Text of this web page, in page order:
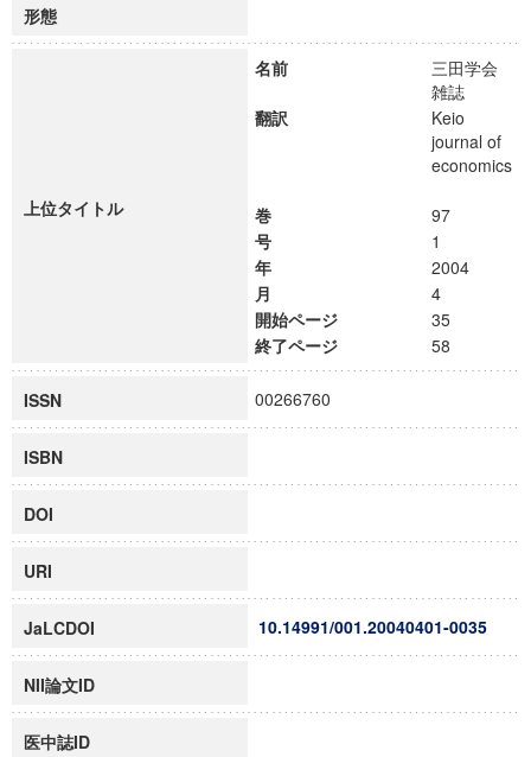
形態
上位タイトル
名前
三田学会
雑誌
翻訳
Keio
journal of
economics
巻
97
号
1
年
2004
月
4
開始ページ
35
終了ページ
58
ISSN 00266760
ISBN
DOI
URI
JaLCDOI 10.14991/001.20040401-0035
NII論文ID
医中誌ID